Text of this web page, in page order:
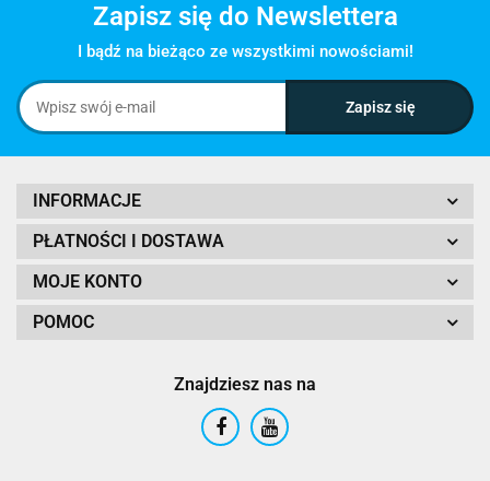
Zapisz się do Newslettera
I bądź na bieżąco ze wszystkimi nowościami!
INFORMACJE
PŁATNOŚCI I DOSTAWA
MOJE KONTO
POMOC
Znajdziesz nas na